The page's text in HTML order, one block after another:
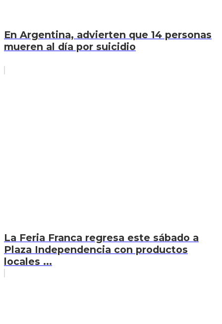
En Argentina, advierten que 14 personas
mueren al día por suicidio
La Feria Franca regresa este sábado a
Plaza Independencia con productos
locales ...